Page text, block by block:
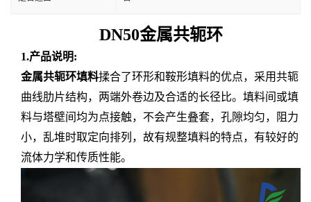
DN50金属共轭环
1.产品说明:
金属共轭环填料揉合了环形和鞍形填料的优点，采用共轭
曲线肋片结构，两端外卷边及合适的长径比。填料间或填
料与塔壁间均为点接触，不会产生叠套，孔隙均匀，阻力
小，乱堆时取定向排列，故有规整填料的特点，有较好的
流体力学和传质性能。